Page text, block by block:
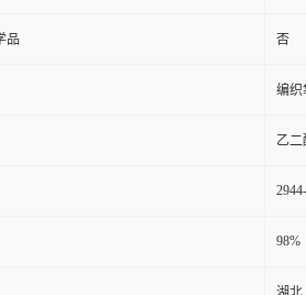
品 否
编织
乙二
98%